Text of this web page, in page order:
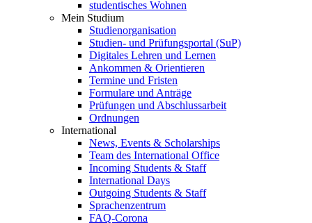
studentisches Wohnen
Mein Studium
Studienorganisation
Studien- und Prüfungsportal (SuP)
Digitales Lehren und Lernen
Ankommen & Orientieren
Termine und Fristen
Formulare und Anträge
Prüfungen und Abschlussarbeit
Ordnungen
International
News, Events & Scholarships
Team des International Office
Incoming Students & Staff
International Days
Outgoing Students & Staff
Sprachenzentrum
FAQ-Corona